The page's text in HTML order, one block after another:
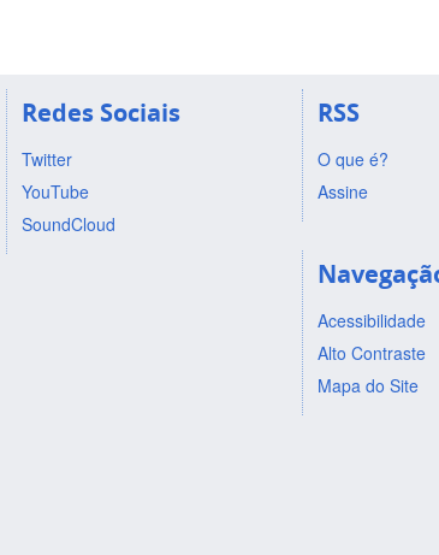
Redes Sociais
Twitter
YouTube
SoundCloud
RSS
O que é?
Assine
Acessibilidade
Alto Contraste
Mapa do Site